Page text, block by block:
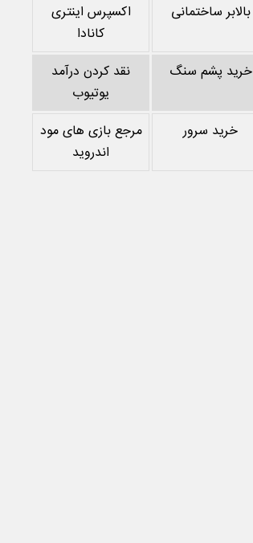
بالابر ساختمانی
اکسپرس اینتری
کانادا
خرید پشم سنگ
نقد کردن درآمد
یوتیوب
خرید سرور
مرجع بازی های مود
اندروید